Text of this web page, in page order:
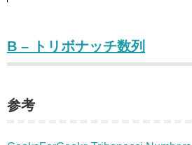
B – トリボナッチ数列
参考